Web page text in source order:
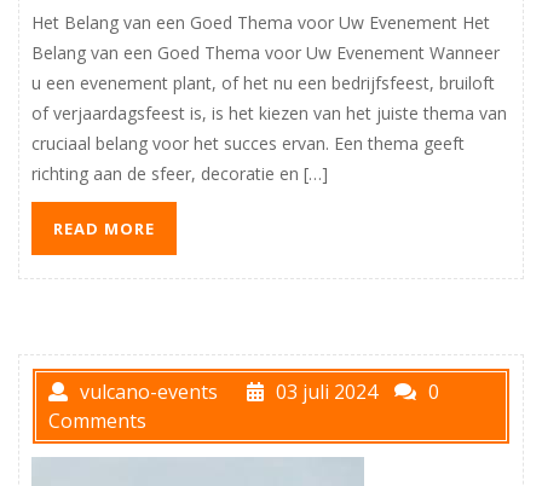
Het Belang van een Goed Thema voor Uw Evenement Het
Belang van een Goed Thema voor Uw Evenement Wanneer
u een evenement plant, of het nu een bedrijfsfeest, bruiloft
of verjaardagsfeest is, is het kiezen van het juiste thema van
cruciaal belang voor het succes ervan. Een thema geeft
richting aan de sfeer, decoratie en […]
READ MORE
vulcano-events 03 juli 2024
0
Comments